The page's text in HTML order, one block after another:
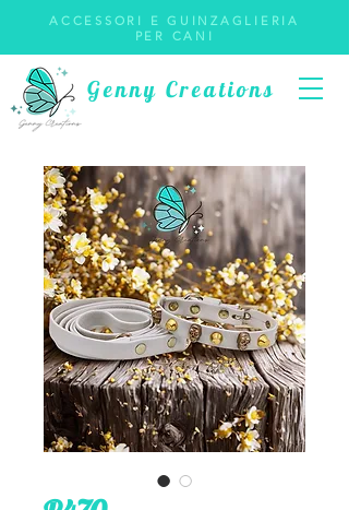
Genny Creations
ACCESSORI E GUINZAGLIERIA
PER CANI